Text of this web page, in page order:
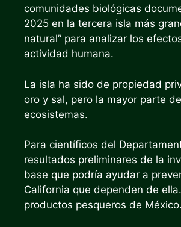
comunidades biológicas
2025 en la tercera isla más
natural” para analizar los
actividad humana.
La isla ha sido de propiedad
oro y sal, pero la mayor parte
ecosistemas.
Para científicos del
resultados preliminares de la
base que podría ayudar a
California que dependen de
productos pesqueros de México.